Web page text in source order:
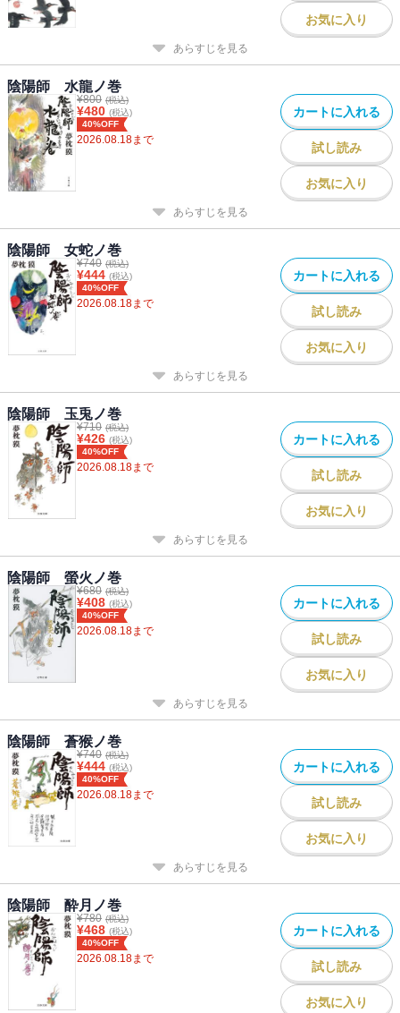
お気に入り
あらすじを見る
陰陽師 水龍ノ巻
¥800 (税込)
¥480 (税込)
40%OFF
2026.08.18まで
カートに入れる
試し読み
お気に入り
あらすじを見る
陰陽師 女蛇ノ巻
¥740 (税込)
¥444 (税込)
40%OFF
2026.08.18まで
カートに入れる
試し読み
お気に入り
あらすじを見る
陰陽師 玉兎ノ巻
¥710 (税込)
¥426 (税込)
40%OFF
2026.08.18まで
カートに入れる
試し読み
お気に入り
あらすじを見る
陰陽師 螢火ノ巻
¥680 (税込)
¥408 (税込)
40%OFF
2026.08.18まで
カートに入れる
試し読み
お気に入り
あらすじを見る
陰陽師 蒼猴ノ巻
¥740 (税込)
¥444 (税込)
40%OFF
2026.08.18まで
カートに入れる
試し読み
お気に入り
あらすじを見る
陰陽師 酔月ノ巻
¥780 (税込)
¥468 (税込)
40%OFF
2026.08.18まで
カートに入れる
試し読み
お気に入り